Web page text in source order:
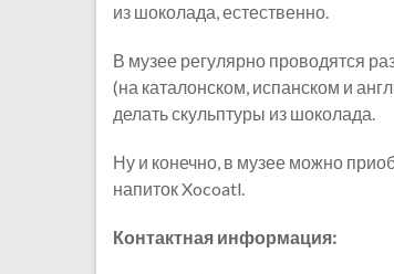
из шоколада, естественно.
В музее регулярно проводятся
(на каталонском, испанском и
делать скульптуры из шоколада.
Ну и конечно, в музее можно
напиток Xocoatl.
Контактная информация: